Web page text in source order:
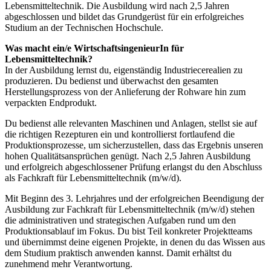
Lebensmitteltechnik. Die Ausbildung wird nach 2,5 Jahren
abgeschlossen und bildet das Grundgerüst für ein erfolgreiches
Studium an der Technischen Hochschule.
Was macht ein/e WirtschaftsingenieurIn für
Lebensmitteltechnik?
In der Ausbildung lernst du, eigenständig Industriecerealien zu
produzieren. Du bedienst und überwachst den gesamten
Herstellungsprozess von der Anlieferung der Rohware hin zum
verpackten Endprodukt.
Du bedienst alle relevanten Maschinen und Anlagen, stellst sie auf
die richtigen Rezepturen ein und kontrollierst fortlaufend die
Produktionsprozesse, um sicherzustellen, dass das Ergebnis unseren
hohen Qualitätsansprüchen genügt. Nach 2,5 Jahren Ausbildung
und erfolgreich abgeschlossener Prüfung erlangst du den Abschluss
als Fachkraft für Lebensmitteltechnik (m/w/d).
Mit Beginn des 3. Lehrjahres und der erfolgreichen Beendigung der
Ausbildung zur Fachkraft für Lebensmitteltechnik (m/w/d) stehen
die administrativen und strategischen Aufgaben rund um den
Produktionsablauf im Fokus. Du bist Teil konkreter Projektteams
und übernimmst deine eigenen Projekte, in denen du das Wissen aus
dem Studium praktisch anwenden kannst. Damit erhältst du
zunehmend mehr Verantwortung.